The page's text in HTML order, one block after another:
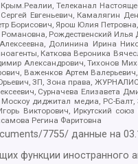
Телеканал
Евгеньевич, Камалягин
Борисович, Ярош Юлия
Рождественский
Долинина Ирина
Каткова Вероника
Александрович, Тихонов
Важенков Артем
ЗП, Зона права,
Сурначева Елизавета
диджитал медиа, РС-
Викторович, Иркутский
Регина Фаритовна
7755/ данные на
функции иностранного